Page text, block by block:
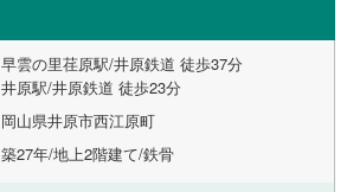
早雲の里荏原駅/井原鉄道 徒歩37分
井原駅/井原鉄道 徒歩23分
岡山県井原市西江原町
築27年/地上2階建て/鉄骨